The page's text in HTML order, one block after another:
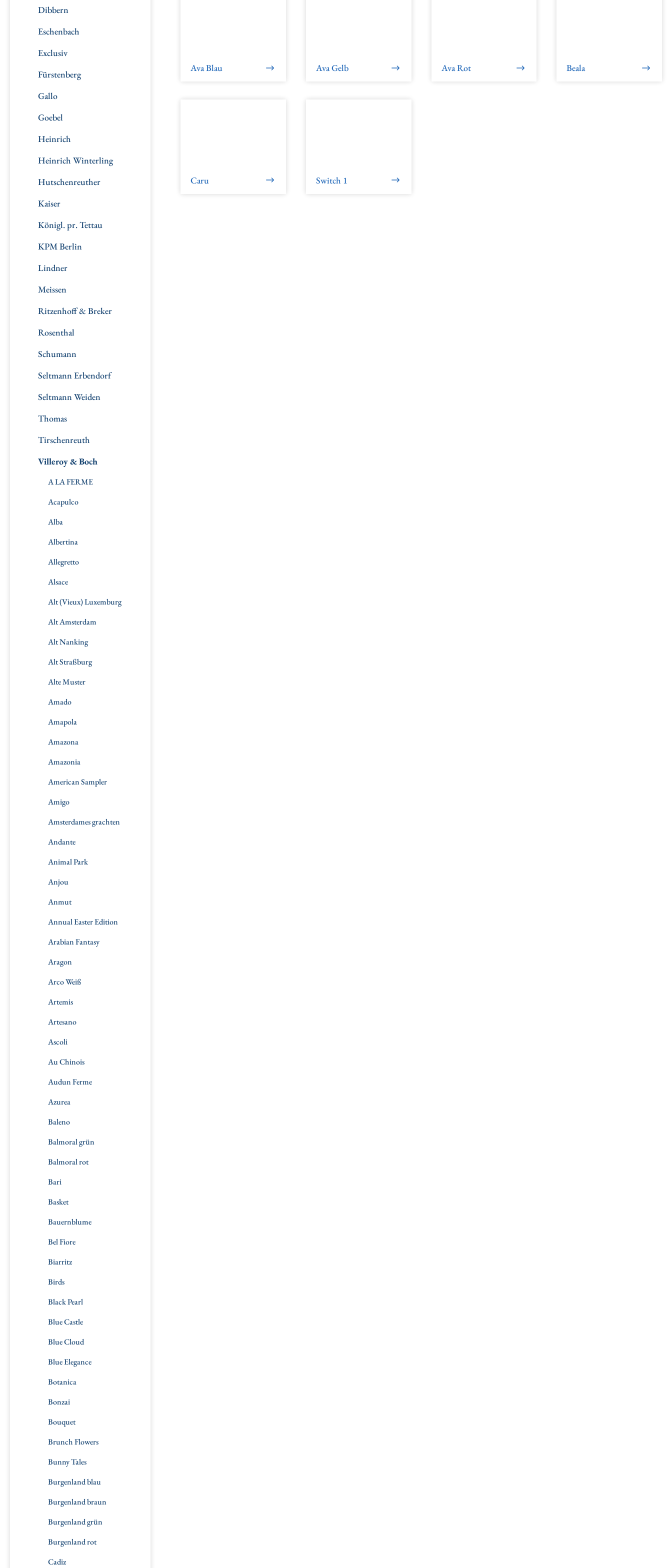
Dibbern
Eschenbach
Exclusiv
Fürstenberg
Gallo
Goebel
Heinrich
Heinrich Winterling
Hutschenreuther
Kaiser
Königl. pr. Tettau
KPM Berlin
Lindner
Meissen
Ritzenhoff & Breker
Rosenthal
Schumann
Seltmann Erbendorf
Seltmann Weiden
Thomas
Tirschenreuth
Villeroy & Boch
A LA FERME
Acapulco
Alba
Albertina
Allegretto
Alsace
Alt (Vieux) Luxemburg
Alt Amsterdam
Alt Nanking
Alt Straßburg
Alte Muster
Amado
Amapola
Amazona
Amazonia
American Sampler
Amigo
Amsterdames grachten
Andante
Animal Park
Anjou
Anmut
Annual Easter Edition
Arabian Fantasy
Aragon
Arco Weiß
Artemis
Artesano
Ascoli
Au Chinois
Audun Ferme
Azurea
Baleno
Balmoral grün
Balmoral rot
Bari
Basket
Bauernblume
Bel Fiore
Biarritz
Birds
Black Pearl
Blue Castle
Blue Cloud
Blue Elegance
Botanica
Bonzai
Bouquet
Brunch Flowers
Bunny Tales
Burgenland blau
Burgenland braun
Burgenland grün
Burgenland rot
Cadiz
Ava Blau Ava Gelb Ava Rot Beala
Caru Switch 1